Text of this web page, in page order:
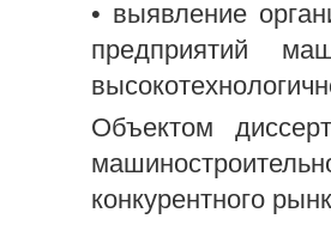
• выявление
предприятий
Объектом
конкурентного